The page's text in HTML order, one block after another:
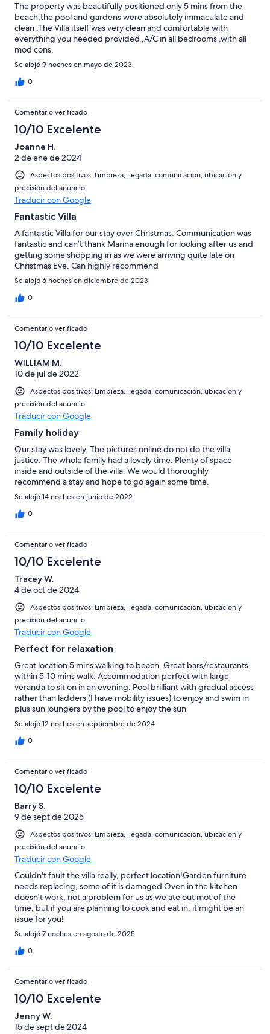
The property was beautifully positioned only 5 mins from the
beach,the pool and gardens were absolutely immaculate and
clean .The Villa itself was very clean and comfortable with
everything you needed provided ,A/C in all bedrooms ,with all
mod cons.
Se alojó 9 noches en mayo de 2023
0
Comentario verificado
10/10 Excelente
Joanne H.
2 de ene de 2024
Aspectos positivos: Limpieza, llegada, comunicación, ubicación y
precisión del anuncio
Traducir con Google
Fantastic Villa
A fantastic Villa for our stay over Christmas. Communication was
fantastic and can’t thank Marina enough for looking after us and
getting some shopping in as we were arriving quite late on
Christmas Eve. Can highly recommend
Se alojó 6 noches en diciembre de 2023
0
Comentario verificado
10/10 Excelente
WILLIAM M.
10 de jul de 2022
Aspectos positivos: Limpieza, llegada, comunicación, ubicación y
precisión del anuncio
Traducir con Google
Family holiday
Our stay was lovely. The pictures online do not do the villa
justice. The whole family had a lovely time. Plenty of space
inside and outside of the villa. We would thoroughly
recommend a stay and hope to go again some time.
Se alojó 14 noches en junio de 2022
0
Comentario verificado
10/10 Excelente
Tracey W.
4 de oct de 2024
Aspectos positivos: Limpieza, llegada, comunicación, ubicación y
precisión del anuncio
Traducir con Google
Perfect for relaxation
Great location 5 mins walking to beach. Great bars/restaurants
within 5-10 mins walk. Accommodation perfect with large
veranda to sit on in an evening. Pool brilliant with gradual access
rather than ladders (I have mobility issues) to enjoy and swim in
plus sun loungers by the pool to enjoy the sun
Se alojó 12 noches en septiembre de 2024
0
Comentario verificado
10/10 Excelente
Barry S.
9 de sept de 2025
Aspectos positivos: Limpieza, llegada, comunicación, ubicación y
precisión del anuncio
Traducir con Google
Couldn't fault the villa really, perfect location!Garden furniture
needs replacing, some of it is damaged.Oven in the kitchen
doesn't work, not a problem for us as we ate out mot of the
time, but if you are planning to cook and eat in, it might be an
issue for you!
Se alojó 7 noches en agosto de 2025
0
Comentario verificado
10/10 Excelente
Jenny W.
15 de sept de 2024